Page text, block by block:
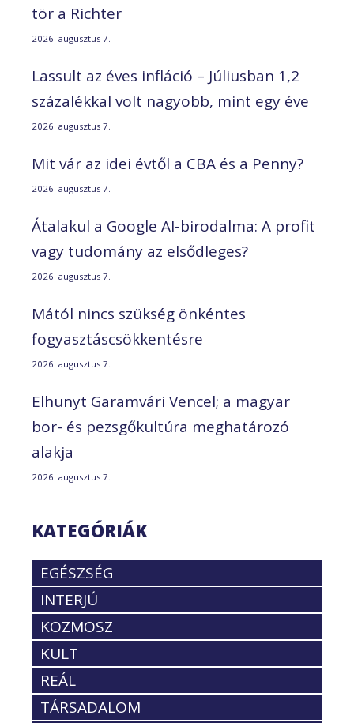
tör a Richter
2026. augusztus 7.
Lassult az éves infláció – Júliusban 1,2
százalékkal volt nagyobb, mint egy éve
2026. augusztus 7.
Mit vár az idei évtől a CBA és a Penny?
2026. augusztus 7.
Átalakul a Google AI-birodalma: A profit
vagy tudomány az elsődleges?
2026. augusztus 7.
Mától nincs szükség önkéntes
fogyasztáscsökkentésre
2026. augusztus 7.
Elhunyt Garamvári Vencel; a magyar
bor- és pezsgőkultúra meghatározó
alakja
2026. augusztus 7.
KATEGÓRIÁK
EGÉSZSÉG
INTERJÚ
KOZMOSZ
KULT
REÁL
TÁRSADALOM